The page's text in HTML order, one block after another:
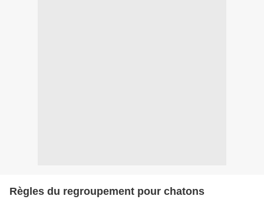
Règles du regroupement pour chatons